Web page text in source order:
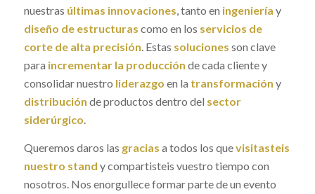
nuestras últimas innovaciones, tanto en ingeniería y
diseño de estructuras como en los servicios de
corte de alta precisión. Estas soluciones son clave
para incrementar la producción de cada cliente y
consolidar nuestro liderazgo en la transformación y
distribución de productos dentro del sector
siderúrgico.
Queremos daros las gracias a todos los quevisitasteis
nuestro stand y compartisteis vuestro tiempo con
nosotros. Nos enorgullece formar parte de un evento